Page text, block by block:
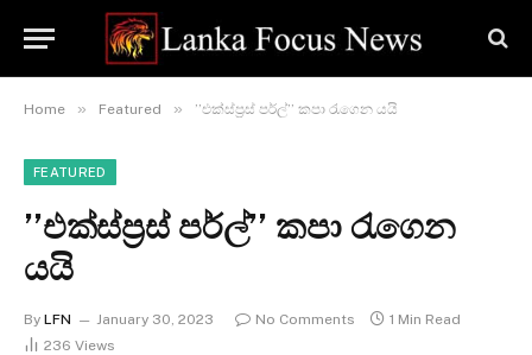
Home » Featured » ’’එක්ස්ප්‍රස් පර්ල්’’ කපා රැගෙන යයි
FEATURED
’’එක්ස්ප්‍රස් පර්ල්’’ කපා රැගෙන
යයි
By LFN January 30, 2023 No Comments
1 Min Read
236 Views